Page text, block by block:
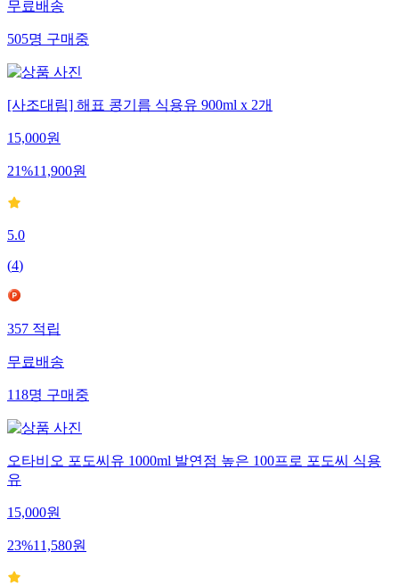
무료배송
505명구매중
[사조대림] 해표 콩기름 식용유 900ml x 2개
15,000원
21%11,900원
5.0
(4)
357적립
무료배송
118명구매중
오타비오 포도씨유 1000ml 발연점 높은 100프로 포도씨 식용
유
15,000원
23%11,580원